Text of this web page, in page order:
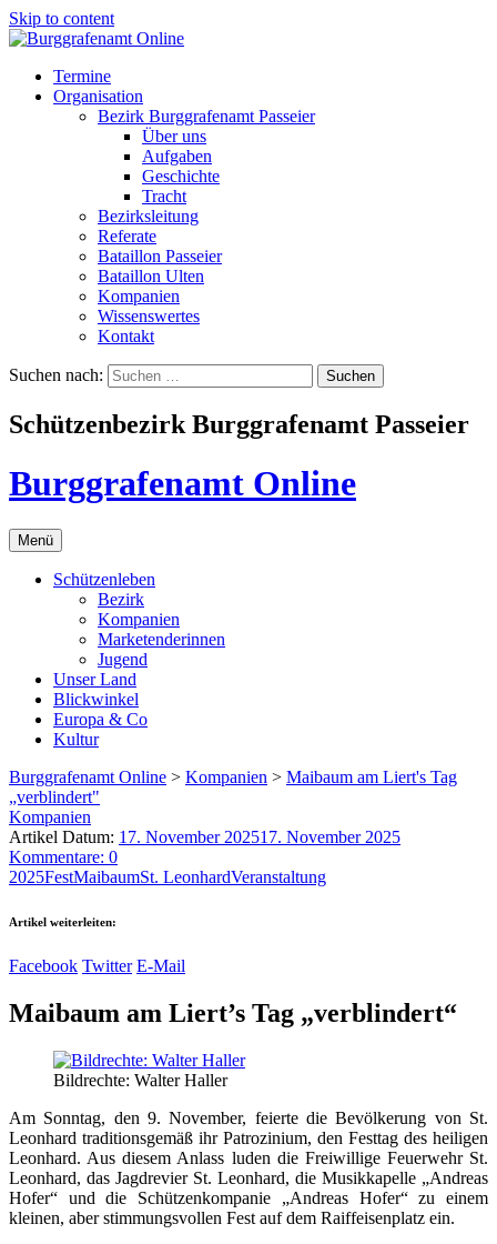
Skip to content
Termine
Organisation
Bezirk Burggrafenamt Passeier
Über uns
Aufgaben
Geschichte
Tracht
Bezirksleitung
Referate
Bataillon Passeier
Bataillon Ulten
Kompanien
Wissenswertes
Kontakt
Suchen nach:
Schützenbezirk Burggrafenamt Passeier
Burggrafenamt Online
Menü
Schützenleben
Bezirk
Kompanien
Marketenderinnen
Jugend
Unser Land
Blickwinkel
Europa & Co
Kultur
Burggrafenamt Online > Kompanien > Maibaum am Liert's Tag
„verblindert"
Kompanien
Artikel Datum: 17. November 202517. November 2025
Kommentare: 0
2025FestMaibaumSt. LeonhardVeranstaltung
Artikel weiterleiten:
Facebook Twitter E-Mail
Maibaum am Liert’s Tag „verblindert“
Bildrechte: Walter Haller
Am Sonntag, den 9. November, feierte die Bevölkerung von St.
Leonhard traditionsgemäß ihr Patrozinium, den Festtag des heiligen
Leonhard. Aus diesem Anlass luden die Freiwillige Feuerwehr St.
Leonhard, das Jagdrevier St. Leonhard, die Musikkapelle „Andreas
Hofer“ und die Schützenkompanie „Andreas Hofer“ zu einem
kleinen, aber stimmungsvollen Fest auf dem Raiffeisenplatz ein.